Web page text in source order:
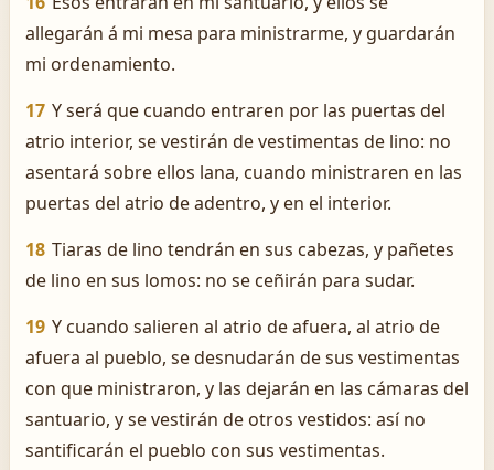
allegarán á mi mesa para ministrarme, y guardarán
mi ordenamiento.
17 Y será que cuando entraren por las puertas del
atrio interior, se vestirán de vestimentas de lino: no
asentará sobre ellos lana, cuando ministraren en las
puertas del atrio de adentro, y en el interior.
18 Tiaras de lino tendrán en sus cabezas, y pañetes
de lino en sus lomos: no se ceñirán para sudar.
19 Y cuando salieren al atrio de afuera, al atrio de
afuera al pueblo, se desnudarán de sus vestimentas
con que ministraron, y las dejarán en las cámaras del
santuario, y se vestirán de otros vestidos: así no
santificarán el pueblo con sus vestimentas.